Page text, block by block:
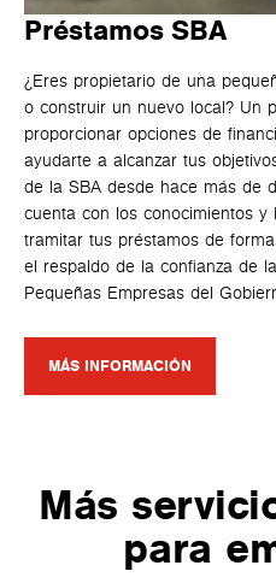
Préstamos SBA
¿Eres propietario de una
o construir un nuevo local? Un
proporcionar opciones de
ayudarte a alcanzar tus
de la SBA desde hace más de
cuenta con los conocimientos
tramitar tus préstamos de
el respaldo de la confianza de
Pequeñas Empresas del
MÁS INFORMACIÓN
Más
para